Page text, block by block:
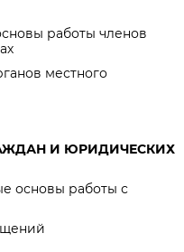
работы членов
местного
И ЮРИДИЧЕСКИХ
основы работы с